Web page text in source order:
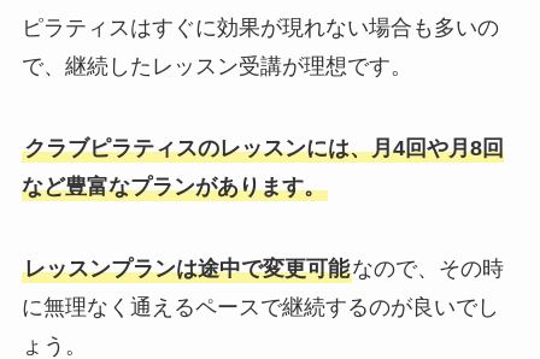
ピラティスはすぐに効果が現れない場合も多いの
で、継続したレッスン受講が理想です。
クラブピラティスのレッスンには、月4回や月8回
など豊富なプランがあります。
レッスンプランは途中で変更可能なので、その時
に無理なく通えるペースで継続するのが良いでし
ょう。